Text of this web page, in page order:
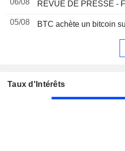
06/08 REVUE DE PRESSE -
05/08 BTC achète un bitcoin
Taux d'Intérêts